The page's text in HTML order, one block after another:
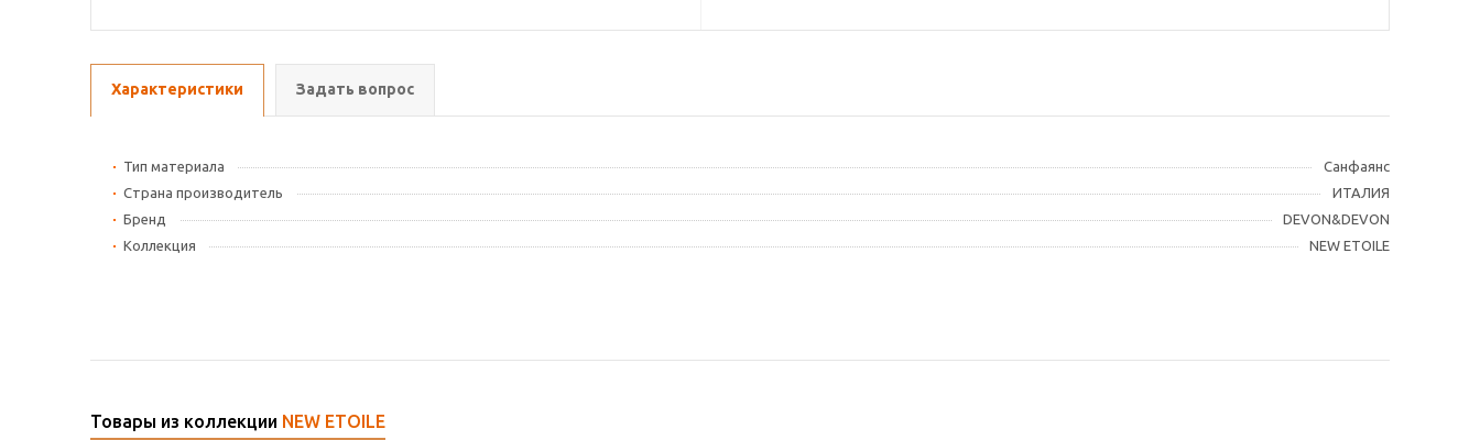
Характеристики Задать вопрос
Тип материала
Cанфаянс
Страна производитель
ИТАЛИЯ
Бренд
DEVON&DEVON
Коллекция
NEW ETOILE
Товары из коллекции NEW ETOILE